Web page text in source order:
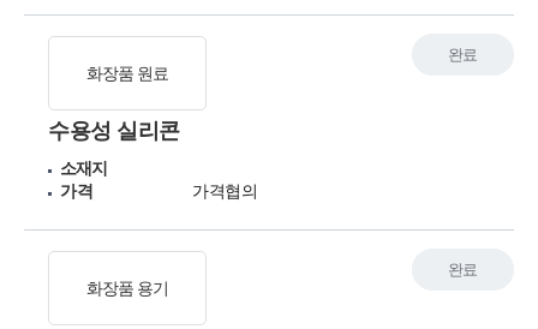
화장품 원료
수용성 실리콘
소재지
가격
가격협의
완료
화장품 용기
완료